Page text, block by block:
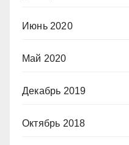
Июнь 2020
Май 2020
Декабрь 2019
Октябрь 2018